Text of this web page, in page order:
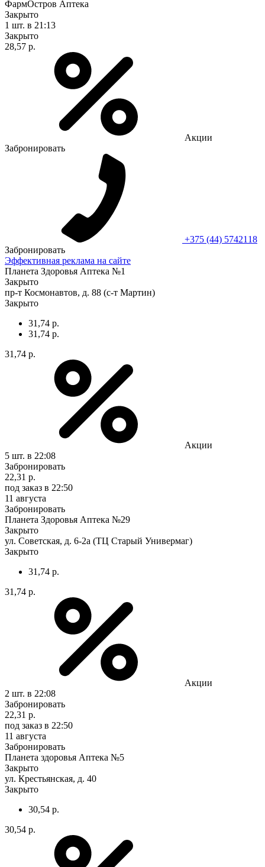
ФармОстров Аптека
Закрыто
1 шт. в 21:13
Закрыто
28,57 р.
Акции
Забронировать
+375 (44) 5742118
Забронировать
Эффективная реклама на сайте
Планета Здоровья Аптека №1
Закрыто
пр-т Космонавтов, д. 88 (с-т Мартин)
Закрыто
31,74 р.
31,74 р.
31,74 р.
Акции
5 шт. в 22:08
Забронировать
22,31 р.
под заказ в 22:50
11 августа
Забронировать
Планета Здоровья Аптека №29
Закрыто
ул. Советская, д. 6-2а (ТЦ Старый Универмаг)
Закрыто
31,74 р.
31,74 р.
Акции
2 шт. в 22:08
Забронировать
22,31 р.
под заказ в 22:50
11 августа
Забронировать
Планета здоровья Аптека №5
Закрыто
ул. Крестьянская, д. 40
Закрыто
30,54 р.
30,54 р.